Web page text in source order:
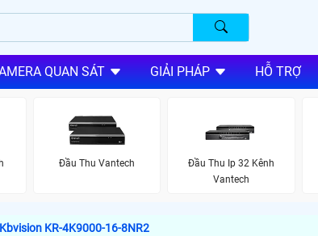
QUAN SÁT GIẢI PHÁP HỖ TRỢ
Đầu Thu Vantech
Đầu Thu Ip 32 Kênh
Vantech
KR-4K9000-16-8NR2